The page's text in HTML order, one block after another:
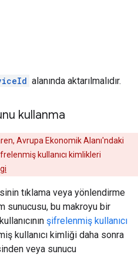
alanında aktarılmalıdır.
kullanma
Avrupa Ekonomik Alanı'ndaki
kullanıcı kimlikleri
tıklama veya yönlendirme
sunucusu, bu makroyu bir
şifrelenmiş kullanıcı
kullanıcı kimliği daha sonra
veya sunucu